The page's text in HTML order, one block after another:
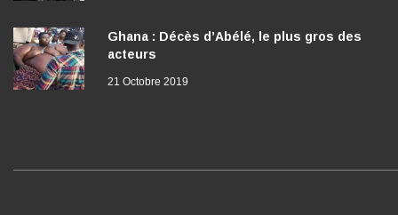
Ghana : Décès d’Abélé, le plus gros des
acteurs
21 Octobre 2019